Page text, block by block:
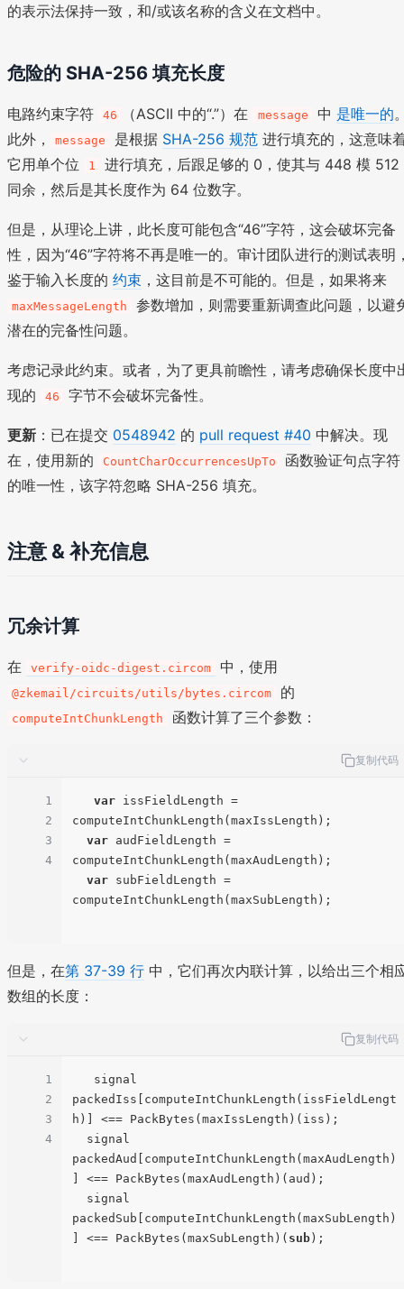
的表示法保持一致，和/或该名称的含义在文档中。
危险的 SHA-256 填充长度
电路约束字符 46 （ASCII 中的“.”）在 message 中 是唯一的
此外，
message 是根据 SHA-256 规范 进行填充的，这意味
它用单个位
1
进行填充，后跟足够的 0，使其与 448 模 512
同余，然后是其长度作为 64 位数字。
但是，从理论上讲，此长度可能包含“46”字符，这会破坏完备
性，因为“46”字符将不再是唯一的。审计团队进行的测试表明
鉴于输入长度的 约束 ，这目前是不可能的。但是，如果将来
maxMessageLength
参数增加，则需要重新调查此问题，以避
潜在的完备性问题。
考虑记录此约束。或者，为了更具前瞻性，请考虑确保长度中
现的
46 字节不会破坏完备性。
更新 ：已在提交 0548942 的 pull request #40 中解决。现
在，使用新的
CountCharOccurrencesUpTo
函数验证句点字符
的唯一性，该字符忽略 SHA-256 填充。
注意 & 补充信息
冗余计算
在 verify-oidc-digest.circom 中，使用
@zkemail/circuits/utils/bytes.circom 的
computeIntChunkLength 函数计算了三个参数：
复制代码
1
2
3
4
var issFieldLength =
computeIntChunkLength(maxIssLength);
var audFieldLength =
computeIntChunkLength(maxAudLength);
var subFieldLength =
computeIntChunkLength(maxSubLength);
但是，在第 37-39 行 中，它们再次内联计算，以给出三个相
数组的长度：
复制代码
1
2
3
4
signal
packedIss[computeIntChunkLength(issFieldLengt
h)] <== PackBytes(maxIssLength)(iss);
packedAud[computeIntChunkLength(maxAudLength)
] <== PackBytes(maxAudLength)(aud);
packedSub[computeIntChunkLength(maxSubLength)
] <== PackBytes(maxSubLength)( sub ) ;